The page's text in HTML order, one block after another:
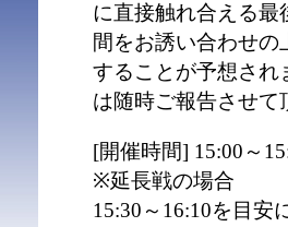
に直接触れ合える
間をお誘い合わせ
することが予想され
は随時ご報告させて
[開催時間] 15:00～
※延長戦の場合
15:30～16:10を目安